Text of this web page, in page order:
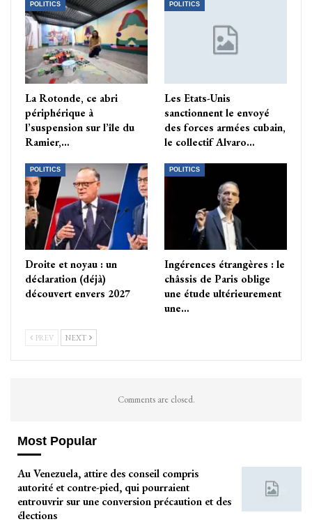
POLITICS
La Rotonde, ce abri
périphérique à
l’suspension sur l’île du
Ramier,…
POLITICS
Les Etats-Unis
sanctionnent le envoyé
des forces armées cubain,
le collectif Alvaro…
POLITICS
Droite et noyau : un
déclaration (déjà)
découvert envers 2027
POLITICS
Ingérences étrangères : le
châssis de Paris oblige
une étude ultérieurement
une…
PREV NEXT
Comments are closed.
Most Popular
Au Venezuela, attire des conseil compris
autorité et contre-pied, qui pourraient
entrouvrir sur une conversion précaution et des
élections